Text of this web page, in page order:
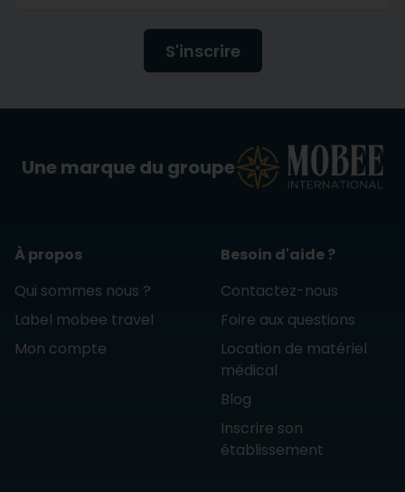
S'inscrire
Une marque du groupe
À propos
Qui sommes nous ?
Label mobee travel
Mon compte
Besoin d'aide ?
Contactez-nous
Foire aux questions
Location de matériel
médical
Blog
Inscrire son
établissement